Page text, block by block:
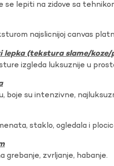
se lepiti na zidove sa
najslicnijoj canvas
(tekstura slame/koze/
izgleda luksuznije u
boje su intenzivne,
staklo, ogledala i
grebanje, zvrljanje, habanje.